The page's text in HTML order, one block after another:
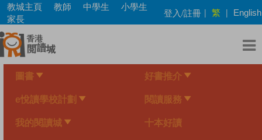
Skip
main
content
教城主頁 教師 中學生
小學生
家長
登入/註冊 | 繁 | English
圖書 好書推介
e悅讀學校計劃 閱讀服務
我的閱讀城 十本好讀